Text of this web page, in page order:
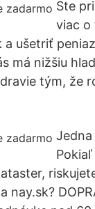
Ste
viac o
a ušetriť
má nižšiu
tým, že
nay.sk?